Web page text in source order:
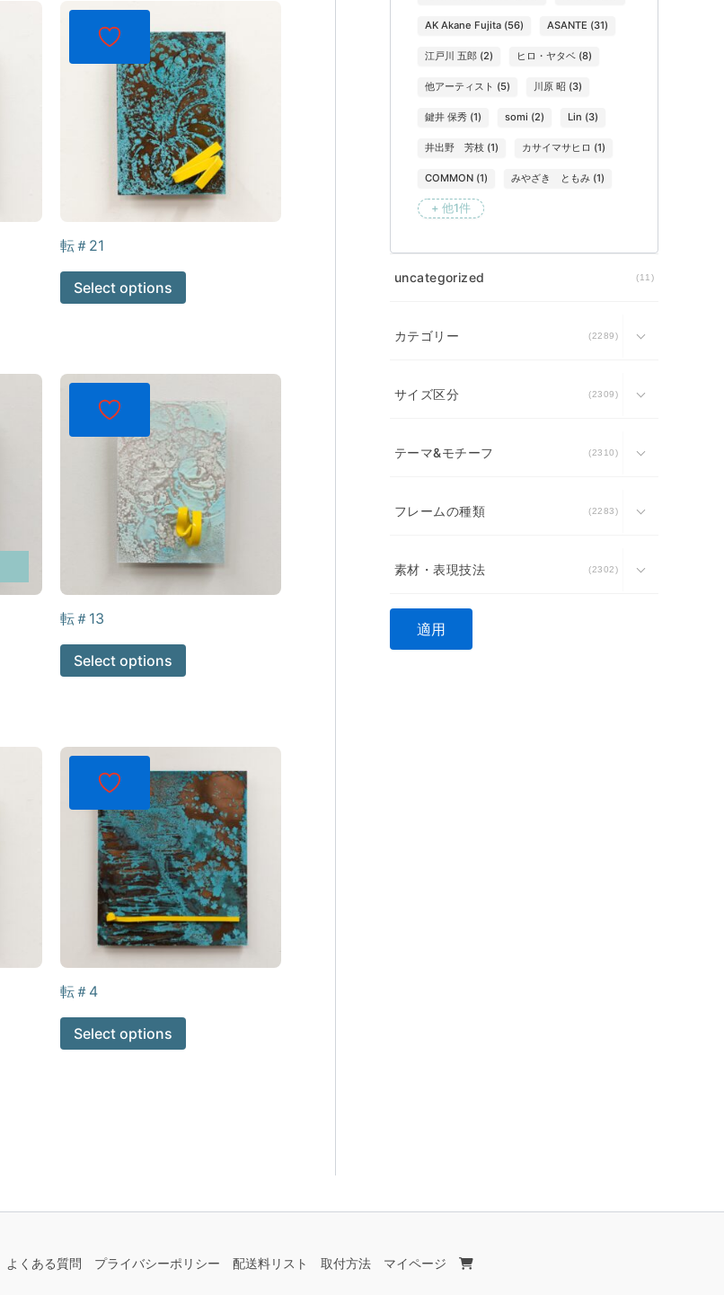
転＃21
Select options
転＃13
Select options
転＃4
Select options
AK Akane Fujita (56) ASANTE (31)
江戸川 五郎 (2) ヒロ・ヤタベ (8)
他アーティスト (5) 川原 昭 (3)
鍵井 保秀 (1) somi (2) Lin (3)
井出野 芳枝 (1) カサイマサヒロ (1)
COMMON (1) みやざき ともみ (1)
+ 他1件
uncategorized 11
カテゴリー 2289
サイズ区分 2309
テーマ&モチーフ 2310
フレームの種類 2283
素材・表現技法 2302
適用
よくある質問 プライバシーポリシー 配送料リスト 取付方法 マイページ